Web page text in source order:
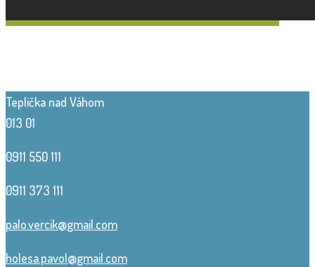
Teplička nad Váhom
013 01
0911 550 111
0911 373 111
palo.vercik@gmail.com
holesa.pavol@gmail.com